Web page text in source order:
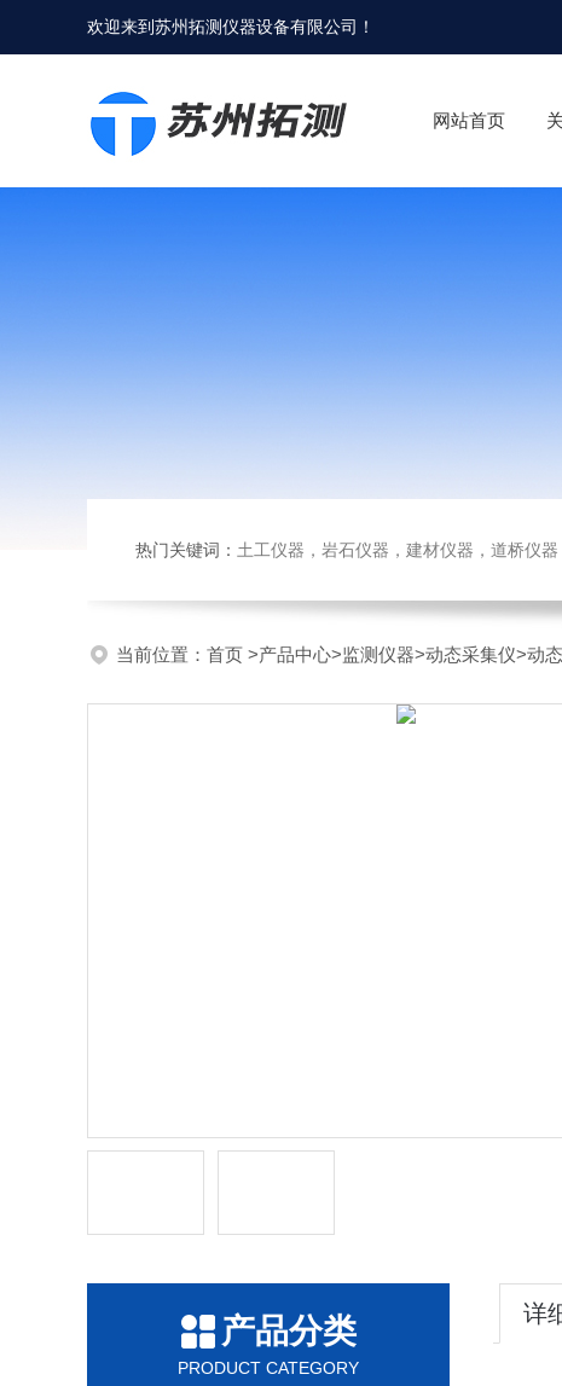
欢迎来到苏州拓测仪器设备有限公司 ！
网站首页
热门关键词： 土工仪器，岩石仪器，建材仪器，道桥仪器，检
当前位置： 首页 >产品中心>监测仪器>动态采集仪>动
产品分类
PRODUCT CATEGORY
详